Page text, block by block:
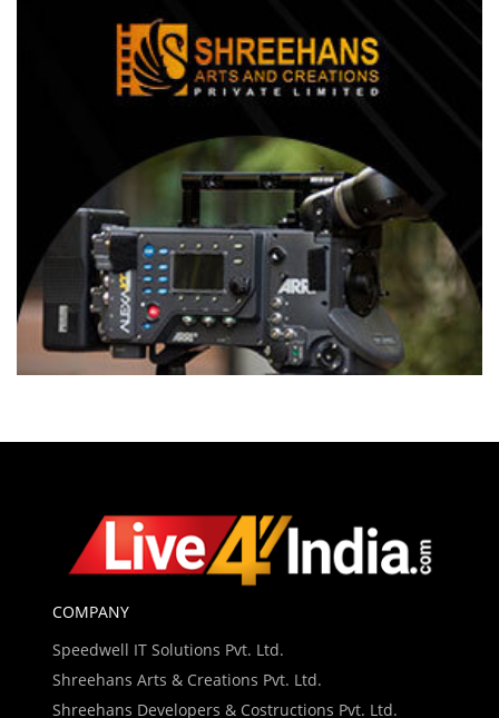
COMPANY
Speedwell IT Solutions Pvt. Ltd.
Shreehans Arts & Creations Pvt. Ltd.
Shreehans Developers & Costructions Pvt. Ltd.